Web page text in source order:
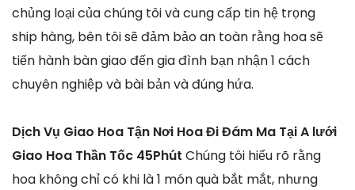
chủng loại của chúng tôi và cung cấp tin hệ trọng
ship hàng, bên tôi sẽ đảm bảo an toàn rằng hoa sẽ
tiến hành bàn giao đến gia đình bạn nhận 1 cách
chuyên nghiệp và bài bản và đúng hứa.
Dịch Vụ Giao Hoa Tận Nơi Hoa Đi Đám Ma Tại A lưới
Giao Hoa Thần Tốc 45Phút Chúng tôi hiểu rõ rằng
hoa không chỉ có khi là 1 món quà bắt mắt, nhưng